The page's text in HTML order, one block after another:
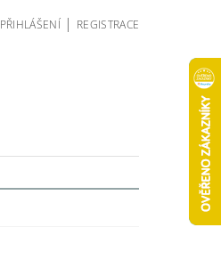
PŘIHLÁŠENÍ | REGISTRACE